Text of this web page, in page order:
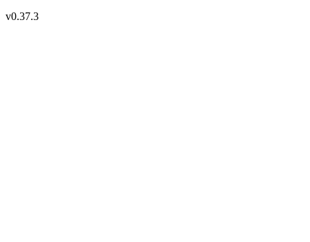
v0.37.3